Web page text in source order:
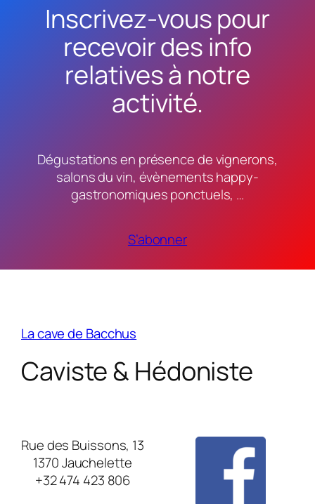
Inscrivez-vous pour
recevoir des info
relatives à notre
activité.
Dégustations en présence de vignerons,
salons du vin, évènements happy-
gastronomiques ponctuels, …
S’abonner
La cave de Bacchus
Caviste & Hédoniste
Rue des Buissons, 13
1370 Jauchelette
+32 474 423 806